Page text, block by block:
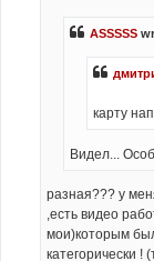
ASSSSS
карту
Видел...
разная??? у
,есть видео
мои)которым
категорически !